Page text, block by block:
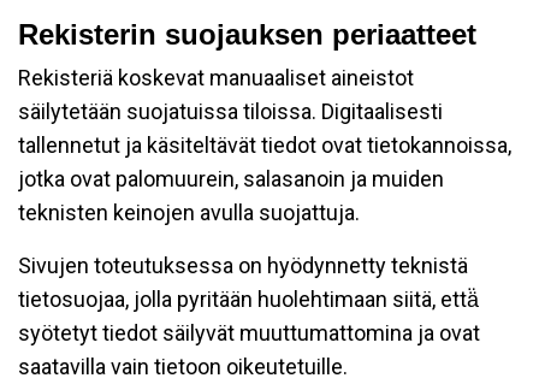
Rekisterin suojauksen periaatteet
Rekisteriä koskevat manuaaliset aineistot
säilytetään suojatuissa tiloissa. Digitaalisesti
tallennetut ja käsiteltävät tiedot ovat tietokannoissa,
jotka ovat palomuurein, salasanoin ja muiden
teknisten keinojen avulla suojattuja.
Sivujen toteutuksessa on hyödynnetty teknistä
tietosuojaa, jolla pyritään huolehtimaan siitä, että̈
syötetyt tiedot säilyvät muuttumattomina ja ovat
saatavilla vain tietoon oikeutetuille.